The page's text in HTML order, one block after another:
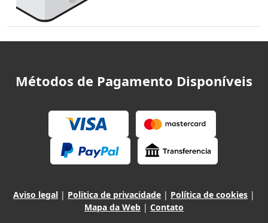
Métodos de Pagamento Disponíveis
Aviso legal | Politica de privacidade | Política de cookies |
Mapa da Web | Contato